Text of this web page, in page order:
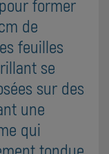
former
de
feuilles
se
sur des
une
qui